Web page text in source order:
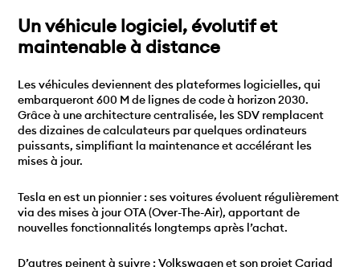
Un véhicule logiciel, évolutif et
maintenable à distance
Les véhicules deviennent des plateformes logicielles, qui
embarqueront 600 M de lignes de code à horizon 2030.
Grâce à une architecture centralisée, les SDV remplacent
des dizaines de calculateurs par quelques ordinateurs
puissants, simplifiant la maintenance et accélérant les
mises à jour.
Tesla en est un pionnier : ses voitures évoluent régulièrement
via des mises à jour OTA (Over-The-Air), apportant de
nouvelles fonctionnalités longtemps après l’achat.
D’autres peinent à suivre : Volkswagen et son projet Cariad